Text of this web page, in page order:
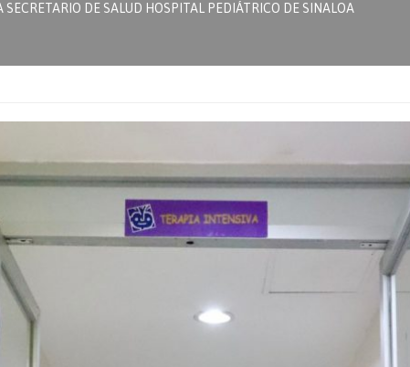
SECRETARIO DE SALUD HOSPITAL PEDIÁTRICO DE SINALOA